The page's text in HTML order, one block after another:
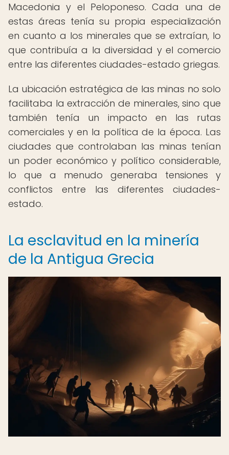
Macedonia y el Peloponeso. Cada una de
estas áreas tenía su propia especialización
en cuanto a los minerales que se extraían, lo
que contribuía a la diversidad y el comercio
entre las diferentes ciudades-estado griegas.
La ubicación estratégica de las minas no solo
facilitaba la extracción de minerales, sino que
también tenía un impacto en las rutas
comerciales y en la política de la época. Las
ciudades que controlaban las minas tenían
un poder económico y político considerable,
lo que a menudo generaba tensiones y
conflictos entre las diferentes ciudades-
estado.
La esclavitud en la minería
de la Antigua Grecia